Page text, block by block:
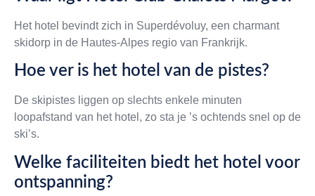
Het hotel bevindt zich in Superdévoluy, een charmant
skidorp in de Hautes-Alpes regio van Frankrijk.
Hoe ver is het hotel van de pistes?
De skipistes liggen op slechts enkele minuten
loopafstand van het hotel, zo sta je ’s ochtends snel op de
ski’s.
Welke faciliteiten biedt het hotel voor
ontspanning?